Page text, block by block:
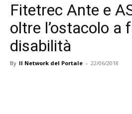
Fitetrec Ante e
oltre l’ostacolo a
disabilità
By Il Network del Portale - 22/06/2018